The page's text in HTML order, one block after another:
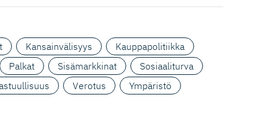
Kansainvälisyys
Kauppapolitiikka
Palkat Sisämarkkinat
Sosiaaliturva
Verotus
Ympäristö